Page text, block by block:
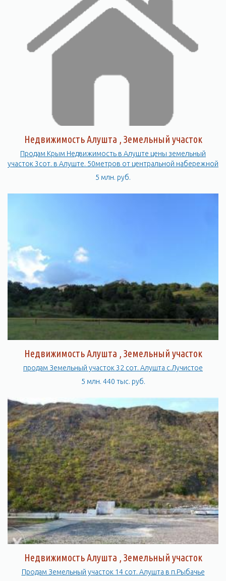
Недвижимость Алушта , Земельный участок
Продам Крым Недвижимость в Алуште цены земельный
участок 3сот. в Алуште. 50метров от центральной набережной
5 млн. руб.
Недвижимость Алушта , Земельный участок
продам Земельный участок 32 сот. Алушта с.Лучистое
5 млн. 440 тыс. руб.
Недвижимость Алушта , Земельный участок
Продам Земельный участок 14 сот. Алушта в п.Рыбачье